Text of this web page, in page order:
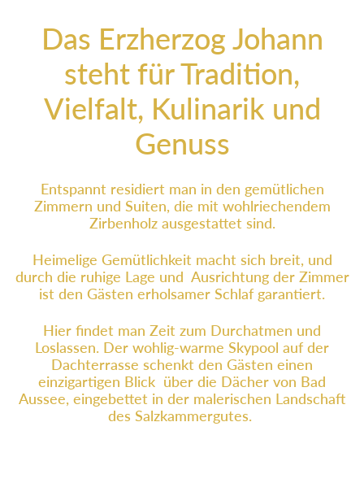
Das Erzherzog Johann
steht für Tradition,
Vielfalt, Kulinarik und
Genuss
Entspannt residiert man in den gemütlichen
Zimmern und Suiten, die mit wohlriechendem
Zirbenholz ausgestattet sind.
Heimelige Gemütlichkeit macht sich breit, und
durch die ruhige Lage und Ausrichtung der Zimmer
ist den Gästen erholsamer Schlaf garantiert.
Hier findet man Zeit zum Durchatmen und
Loslassen. Der wohlig-warme Skypool auf der
Dachterrasse schenkt den Gästen einen
einzigartigen Blick über die Dächer von Bad
Aussee, eingebettet in der malerischen Landschaft
des Salzkammergutes.